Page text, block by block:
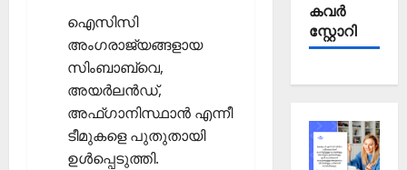
ഐസിസി
അംഗരാജ്യങ്ങളായ
സിംബാബ്വെ,
അയര്‍ലന്‍ഡ്,
അഫ്ഗാനിസ്ഥാന്‍ എന്നീ
ടീമുകളെ പുതുതായി
ഉള്‍പ്പെടുത്തി.
കവര്‍
സ്റ്റോറി